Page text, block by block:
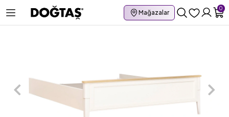
Mağazalar
0